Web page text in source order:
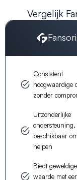
Vergelijk
Consistent
hoogwaardige
zonder
Uitzonderlijke
ondersteuning,
beschikbaar
helpen
Biedt geweldige
waarde met